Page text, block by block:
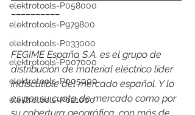
elektrotools-P058000
elektrotools-P979800
elektrotools-P033000
elektrotools-P007000
elektrotools-P005000
elektrotools-P021000
__________
FEGIME España S.A. es el grupo de
distribución de material eléctrico líder
indiscutible del mercado español. Y lo
es por su cuota de mercado como por